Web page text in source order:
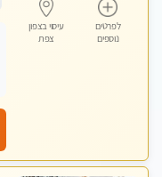
לפרטים
נוספים
עיסוי בצפון
צפת